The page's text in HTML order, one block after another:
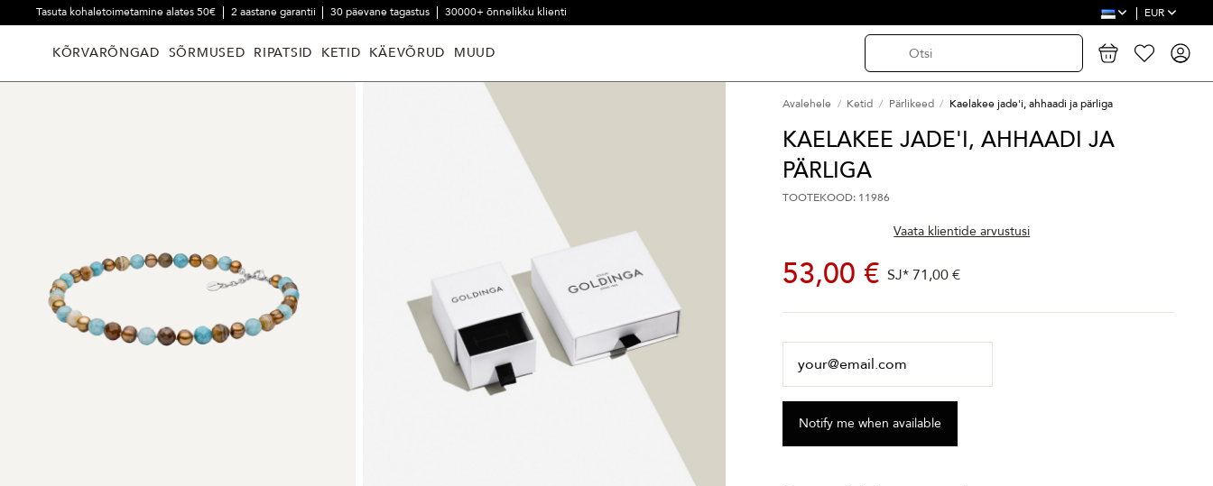
Tasuta kohaletoimetamine alates 50€ 2 aastane garantii 30 päevane tagastus 30000+ õnnelikku klienti EUR
KÕRVARÕNGAD SÕRMUSED RIPATSID KETID KÄEVÕRUD MUUD
Avalehele Ketid Pärlikeed Kaelakee jade'i, ahhaadi ja pärliga
KAELAKEE JADE'I, AHHAADI JA
PÄRLIGA
TOOTEKOOD: 11986
Vaata klientide arvustusi
53,00 € SJ*71,00 €